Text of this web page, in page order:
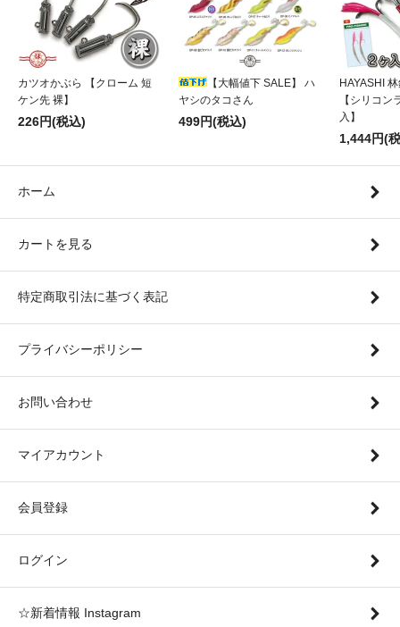
カツオかぶら 【クローム 短
ケン先 裸】
226円(税込)
【大幅値下 SALE】 ハ
ヤシのタコさん
499円(税込)
HAYASHI
【シリコン
入】
1,444円(
ホーム
カートを見る
特定商取引法に基づく表記
プライバシーポリシー
お問い合わせ
マイアカウント
会員登録
ログイン
☆新着情報 Instagram